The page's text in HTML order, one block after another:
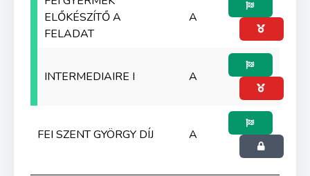
ELŐKÉSZÍTŐ A
FELADAT
A
INTERMEDIAIRE I A
FEI SZENT GYÖRGY DÍJ A